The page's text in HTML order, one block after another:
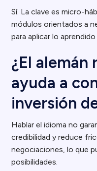
Sí. La clave es micro-
módulos orientados a
para aplicar lo
¿El alemán
ayuda a
inversión
Hablar el idioma no
credibilidad y reduce
negociaciones, lo que
posibilidades.